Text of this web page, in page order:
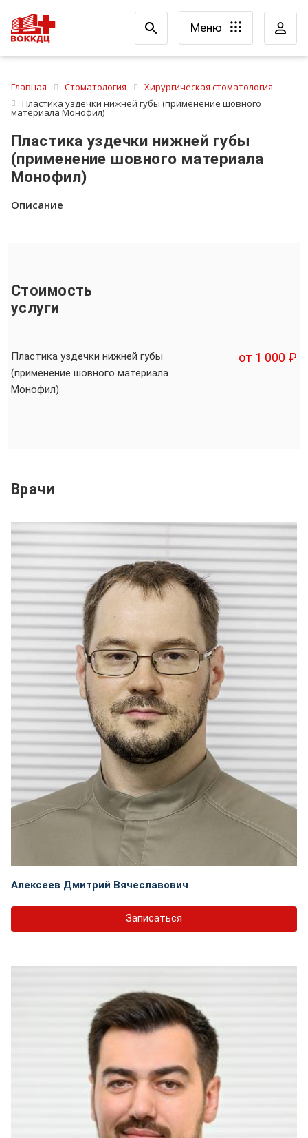
Меню
Главная Стоматология
Хирургическая стоматология
Пластика уздечки нижней губы (применение шовного
материала Монофил)
Пластика уздечки нижней губы
(применение шовного материала
Монофил)
Описание
Стоимость
услуги
Пластика уздечки нижней губы
(применение шовного материала
Монофил)
от 1 000 ₽
Врачи
Алексеев Дмитрий Вячеславович
Записаться